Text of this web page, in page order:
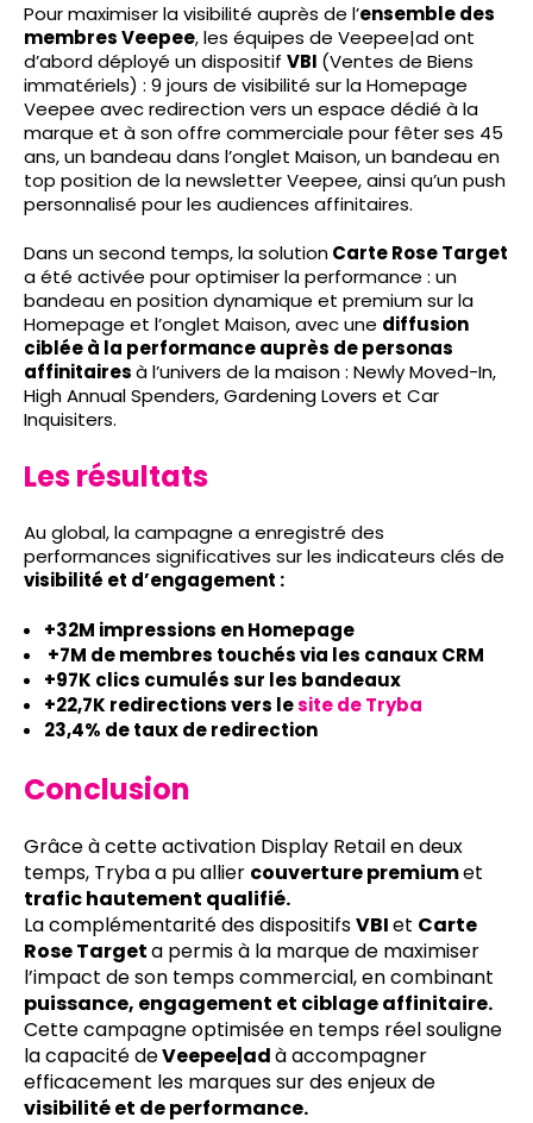
Pour maximiser la visibilité auprès de l’ensemble des
membres Veepee, les équipes de Veepee|ad ont
d’abord déployé un dispositif VBI (Ventes de Biens
immatériels) : 9 jours de visibilité sur la Homepage
Veepee avec redirection vers un espace dédié à la
marque et à son offre commerciale pour fêter ses 45
ans, un bandeau dans l’onglet Maison, un bandeau en
top position de la newsletter Veepee, ainsi qu’un push
personnalisé pour les audiences affinitaires.
Dans un second temps, la solutionCarte Rose Target
a été activée pour optimiser la performance : un
bandeau en position dynamique et premium sur la
Homepage et l’onglet Maison, avec une diffusion
ciblée à la performance auprès de personas
affinitairesà l’univers de la maison : Newly Moved-In,
High Annual Spenders, Gardening Lovers et Car
Inquisiters.
Les résultats
Au global, la campagne a enregistré des
performances significatives sur les indicateurs clés de
visibilité et d’engagement :
+32M impressions en Homepage
+7M de membres touchés via les canaux CRM
+97K clics cumulés sur les bandeaux
+22,7K redirections vers lesite de Tryba
23,4% de taux de redirection
Conclusion
Grâce à cette activation Display Retail en deux
temps, Tryba a pu allier couverture premiumet
trafic hautement qualifié.
La complémentarité des dispositifsVBIet Carte
Rose Targeta permis à la marque de maximiser
l’impact de son temps commercial, en combinant
puissance, engagement et ciblage affinitaire.
Cette campagne optimisée en temps réel souligne
la capacité deVeepee|adà accompagner
efficacement les marques sur des enjeux de
visibilité et de performance.